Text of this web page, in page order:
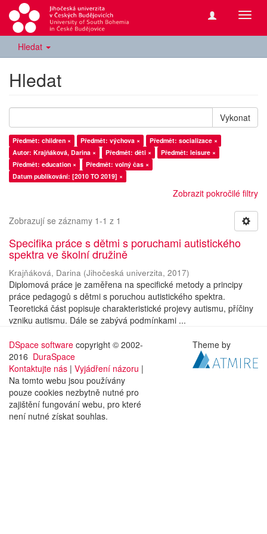
Hledat
Hledat
Vykonat
Předmět: children × Předmět: výchova ×
Předmět: socializace ×
Autor: Krajňáková, Darina ×
Předmět: děti ×
Předmět: leisure ×
Předmět: education ×
Předmět: volný čas ×
Datum publikování: [2010 TO 2019] ×
Zobrazit pokročilé filtry
Zobrazují se záznamy 1-1 z 1
Specifika práce s dětmi s poruchami autistického
spektra ve školní družině
Krajňáková, Darina (Jihočeská univerzita, 2017)
Diplomová práce je zaměřena na specifické metody a principy
práce pedagogů s dětmi s poruchou autistického spektra.
Teoretická část popisuje charakteristické projevy autismu, příčiny
vzniku autismu. Dále se zabývá podmínkami ...
DSpace software copyright © 2002-
2016 DuraSpace
Kontaktujte nás | Vyjádření názoru |
Na tomto webu jsou používány
pouze cookies nezbytně nutné pro
zajištění fungování webu, pro které
není nutné získat souhlas.
Theme by